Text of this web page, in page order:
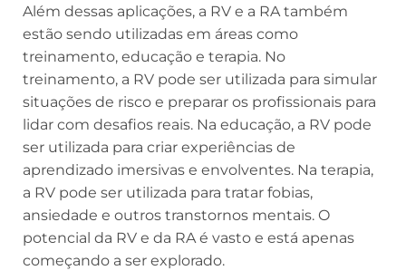
Além dessas aplicações, a RV e a RA também
estão sendo utilizadas em áreas como
treinamento, educação e terapia. No
treinamento, a RV pode ser utilizada para simular
situações de risco e preparar os profissionais para
lidar com desafios reais. Na educação, a RV pode
ser utilizada para criar experiências de
aprendizado imersivas e envolventes. Na terapia,
a RV pode ser utilizada para tratar fobias,
ansiedade e outros transtornos mentais. O
potencial da RV e da RA é vasto e está apenas
começando a ser explorado.